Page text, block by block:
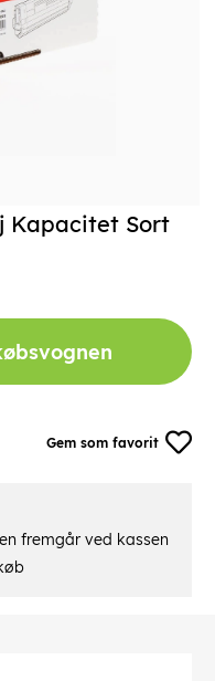
Gem som favorit
Kapacitet Sort
fremgår ved kassen